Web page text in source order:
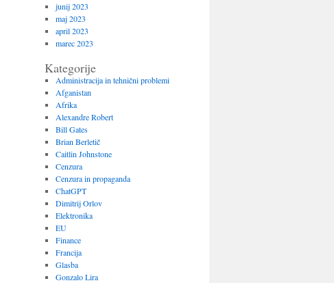
junij 2023
maj 2023
april 2023
marec 2023
Kategorije
Administracija in tehnični problemi
Afganistan
Afrika
Alexandre Robert
Bill Gates
Brian Berletič
Caitlin Johnstone
Cenzura
Cenzura in propaganda
ChatGPT
Dimitrij Orlov
Elektronika
EU
Finance
Francija
Glasba
Gonzalo Lira